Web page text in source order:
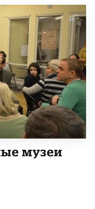
музеи